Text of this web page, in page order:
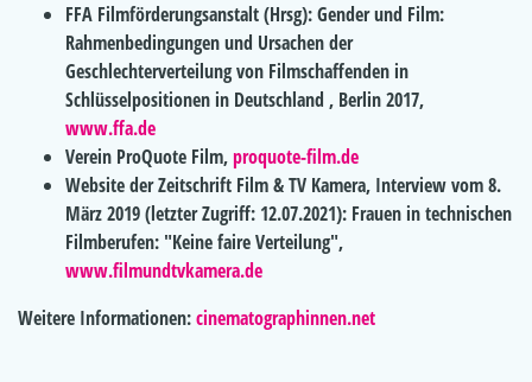
FFA Filmförderungsanstalt (Hrsg): Gender und Film:
Rahmenbedingungen und Ursachen der
Geschlechterverteilung von Filmschaffenden in
Schlüsselpositionen in Deutschland , Berlin 2017,
www.ffa.de
Verein ProQuote Film,proquote-film.de
Website der Zeitschrift Film & TV Kamera, Interview vom 8.
März 2019 (letzter Zugriff: 12.07.2021): Frauen in technischen
Filmberufen: "Keine faire Verteilung",
www.filmundtvkamera.de
Weitere Informationen:cinematographinnen.net